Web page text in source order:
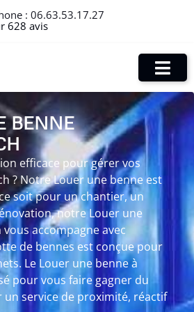
: 06.63.53.17.27
628 avis
BENNE
efficace pour gérer vos
? Notre Louer une benne est
soit pour un chantier, un
notre Louer une
accompagne avec
de bennes est conçue pour
Le Louer une benne à
pour vous faire gagner du
un service de proximité, réactif